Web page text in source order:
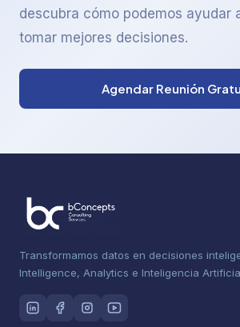
descubra cómo podemos ayudar
tomar mejores decisiones.
Agendar Reunión
Transformamos datos en decisiones
Intelligence, Analytics e Inteligencia